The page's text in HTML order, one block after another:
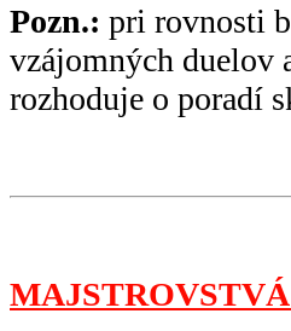
Pozn.: pri rovnosti
vzájomných duelov
rozhoduje o poradí